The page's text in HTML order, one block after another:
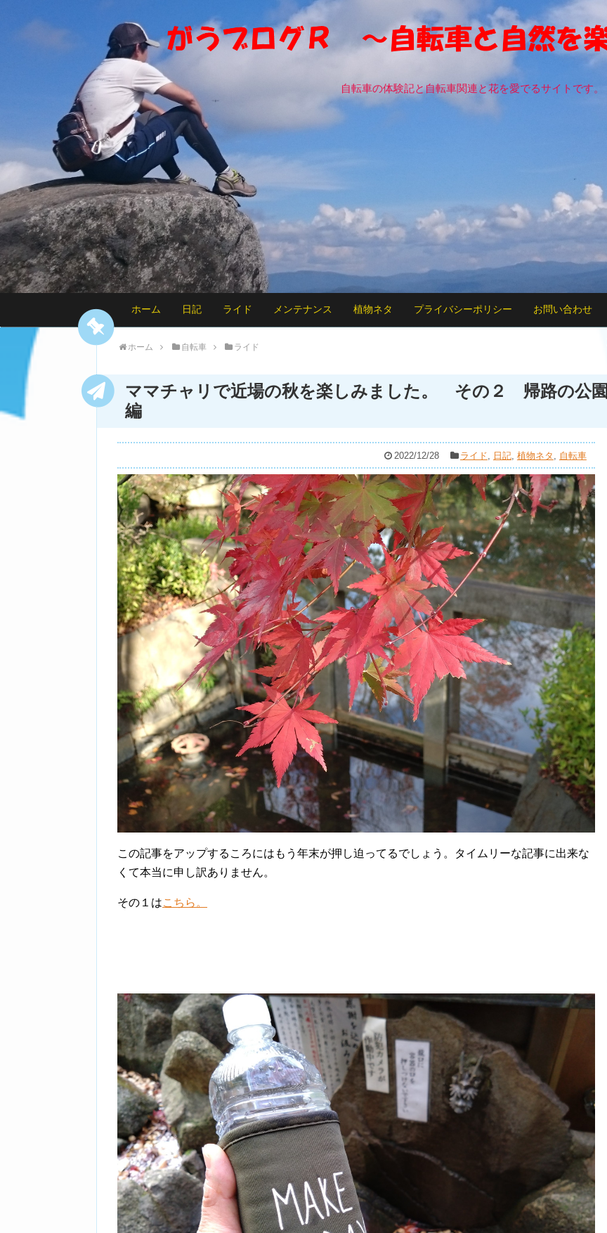
自転車の体験記と自転車関連と花を愛でるサイトです。
ホーム 日記 ライド メンテナンス 植物ネタ プライバシーポリシー お問い合わせ
ホーム 自転車 ライド
ママチャリで近場の秋を楽しみました。 その２ 帰路の公園
編
2022/12/28 ライド, 日記, 植物ネタ , 自転車
この記事をアップするころにはもう年末が押し迫ってるでしょう。タイムリーな記事に出来な
くて本当に申し訳ありません。
その１はこちら。